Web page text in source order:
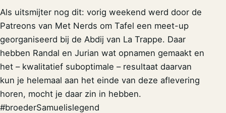
Als uitsmijter nog dit: vorig weekend werd door de
Patreons van Met Nerds om Tafel een meet-up
georganiseerd bij de Abdij van La Trappe. Daar
hebben Randal en Jurian wat opnamen gemaakt en
het – kwalitatief suboptimale – resultaat daarvan
kun je helemaal aan het einde van deze aflevering
horen, mocht je daar zin in hebben.
#broederSamuelislegend